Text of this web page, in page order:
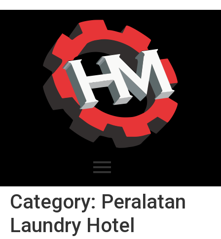
Category: Peralatan
Laundry Hotel